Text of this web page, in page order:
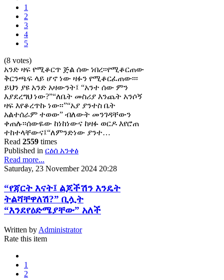
1
2
3
4
5
(8 votes)
አንድ ዛፍ የሚቆርጥ ጅል ሰው ነበረ፡፡የሚቆርጠው
ቅርንጫፍ ላይ ሆኖ ነው ዛፉን የሚቆርፈጠው፡፡፡
ይህን ያዩ አንድ አዛውንት፤ “አንተ ሰው ምን
እያደረግህ ነው?”“ለቤት መስሪያ እንጨት አንሶኝ
ዛፍ እየቆረጥኩ ነው፡፡”“አያ ያንተስ ቤት
አልተሰራም ተወው” ብለውት መንገዳቸውን
ቀጠሉ፡፡ሰውዬው ከነከነውና ከዛፉ ወርዶ እየሮጠ
ተከተላቸውና፤“ለምንድነው ያንተ…
Read 2559 times
Published in ርዕሰ አንቀፅ
Read more...
Saturday, 23 November 2024 20:28
“የጃርት እናት፤ ልጆችሽን እንዴት
ትልሻቸዋለሽ?” ቢሏት
“እንደየዕድሜያቸው” አለች
Written by Administrator
Rate this item
1
2